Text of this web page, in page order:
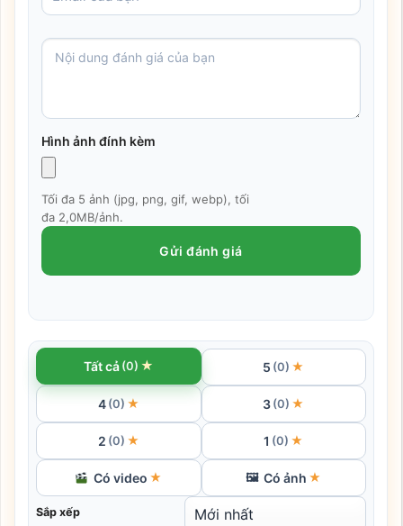
Hình ảnh đính kèm
Tối đa 5 ảnh (jpg, png, gif, webp), tối
đa 2,0MB/ảnh.
Gửi đánh giá
Tất cả (0) ★ 5 (0) ★
4 (0) ★ 3 (0) ★
2 (0) ★ 1 (0) ★
Có video ★ 🖼 Có ảnh ★
Sắp xếp